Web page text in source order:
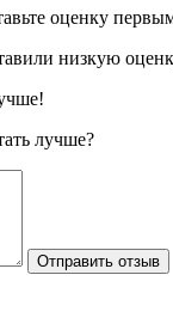
оценку
низкую
лучше?
Отправить отзыв